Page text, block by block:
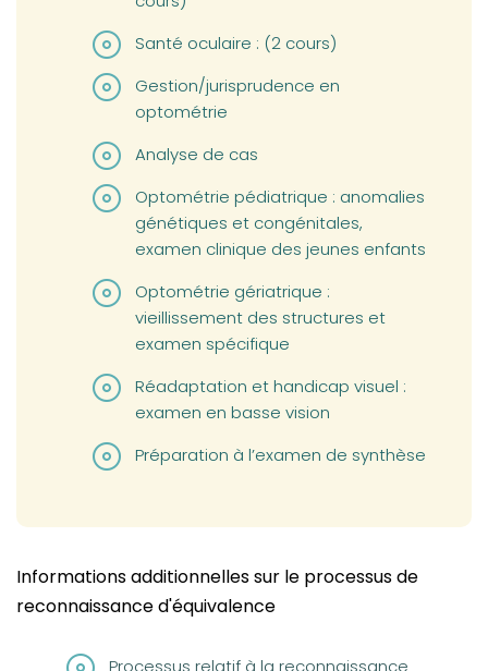
Santé oculaire : (2 cours)
Gestion/jurisprudence en
optométrie
Analyse de cas
Optométrie pédiatrique : anomalies
génétiques et congénitales,
examen clinique des jeunes enfants
Optométrie gériatrique :
vieillissement des structures et
examen spécifique
Réadaptation et handicap visuel :
examen en basse vision
Préparation à l’examen de synthèse
Informations additionnelles sur le processus de
reconnaissance d'équivalence
(opens in a new tab)
Processus relatif à la reconnaissance